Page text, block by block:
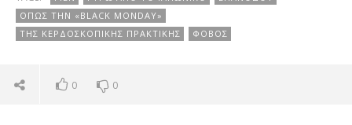
ΌΠΩΣ ΤΗΝ «BLACK MONDAY»
ΤΗΣ ΚΕΡΔΟΣΚΟΠΙΚΉΣ ΠΡΑΚΤΙΚΉΣ
ΦΌΒΟΣ
0 0